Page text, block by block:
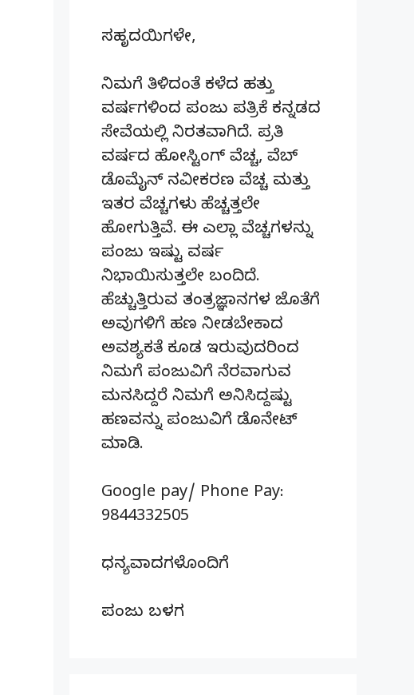
ಸಹೃದಯಿಗಳೇ,
ನಿಮಗೆ ತಿಳಿದಂತೆ ಕಳೆದ ಹತ್ತು
ವರ್ಷಗಳಿಂದ ಪಂಜು ಪತ್ರಿಕೆ ಕನ್ನಡದ
ಸೇವೆಯಲ್ಲಿ ನಿರತವಾಗಿದೆ. ಪ್ರತಿ
ವರ್ಷದ ಹೋಸ್ಟಿಂಗ್‌ ವೆಚ್ಚ, ವೆಬ್‌
ಡೊಮೈನ್‌ ನವೀಕರಣ ವೆಚ್ಚ ಮತ್ತು
ಇತರ ವೆಚ್ಚಗಳು ಹೆಚ್ಚತ್ತಲೇ
ಹೋಗುತ್ತಿವೆ. ಈ ಎಲ್ಲಾ ವೆಚ್ಚಗಳನ್ನು
ಪಂಜು ಇಷ್ಟು ವರ್ಷ
ನಿಭಾಯಿಸುತ್ತಲೇ ಬಂದಿದೆ.
ಹೆಚ್ಚುತ್ತಿರುವ ತಂತ್ರಜ್ಞಾನಗಳ ಜೊತೆಗೆ
ಅವುಗಳಿಗೆ ಹಣ ನೀಡಬೇಕಾದ
ಅವಶ್ಯಕತೆ ಕೂಡ ಇರುವುದರಿಂದ
ನಿಮಗೆ ಪಂಜುವಿಗೆ ನೆರವಾಗುವ
ಮನಸಿದ್ದರೆ ನಿಮಗೆ ಅನಿಸಿದ್ದಷ್ಟು
ಹಣವನ್ನು ಪಂಜುವಿಗೆ ಡೊನೇಟ್‌
ಮಾಡಿ.
Google pay/ Phone Pay:
9844332505
ಧನ್ಯವಾದಗಳೊಂದಿಗೆ
ಪಂಜು ಬಳಗ